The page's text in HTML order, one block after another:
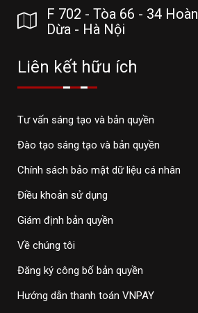
F 702 - Tòa 66 - 34
Dừa - Hà Nội
Liên kết hữu ích
Tư vấn sáng tạo và bản quyền
Đào tạo sáng tạo và bản quyền
Chính sách bảo mật dữ liệu cá nhân
Điều khoản sử dụng
Giám định bản quyền
Về chúng tôi
Đăng ký công bố bản quyền
Hướng dẫn thanh toán VNPAY